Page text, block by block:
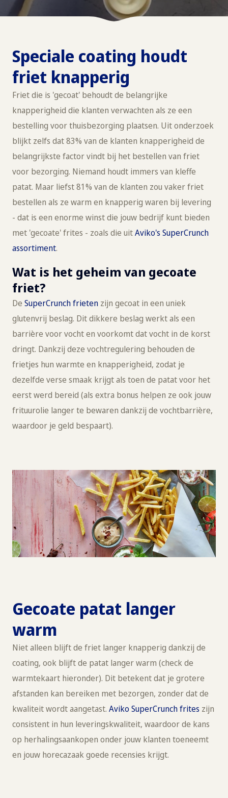
Speciale coating houdt
friet knapperig
Friet die is 'gecoat' behoudt de belangrijke
knapperigheid die klanten verwachten als ze een
bestelling voor thuisbezorging plaatsen. Uit onderzoek
blijkt zelfs dat 83% van de klanten knapperigheid de
belangrijkste factor vindt bij het bestellen van friet
voor bezorging. Niemand houdt immers van kleffe
patat. Maar liefst 81% van de klanten zou vaker friet
bestellen als ze warm en knapperig waren bij levering
- dat is een enorme winst die jouw bedrijf kunt bieden
met 'gecoate' frites - zoals die uitAviko's SuperCrunch
assortiment.
Wat is het geheim van gecoate
friet?
De SuperCrunch frieten zijn gecoat in een uniek
glutenvrij beslag. Dit dikkere beslag werkt als een
barrière voor vocht en voorkomt dat vocht in de korst
dringt. Dankzij deze vochtregulering behouden de
frietjes hun warmte en knapperigheid, zodat je
dezelfde verse smaak krijgt als toen de patat voor het
eerst werd bereid (als extra bonus helpen ze ook jouw
frituurolie langer te bewaren dankzij de vochtbarrière,
waardoor je geld bespaart).
Gecoate patat langer
warm
Niet alleen blijft de friet langer knapperig dankzij de
coating, ook blijft de patat langer warm (check de
warmtekaart hieronder). Dit betekent dat je grotere
afstanden kan bereiken met bezorgen, zonder dat de
kwaliteit wordt aangetast. Aviko SuperCrunch frites zijn
consistent in hun leveringskwaliteit, waardoor de kans
op herhalingsaankopen onder jouw klanten toeneemt
en jouw horecazaak goede recensies krijgt.